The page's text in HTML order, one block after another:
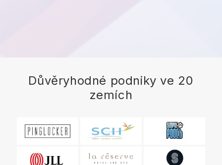
Důvěryhodné podniky ve 20
zemích